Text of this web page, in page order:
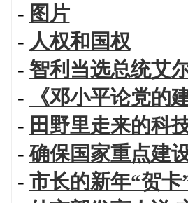
- 图片
- 人权和国权
- 智利当选总统艾
-
《邓小平论党的
- 田野里走来的科
-确保国家重点建
- 市长的新年“贺卡